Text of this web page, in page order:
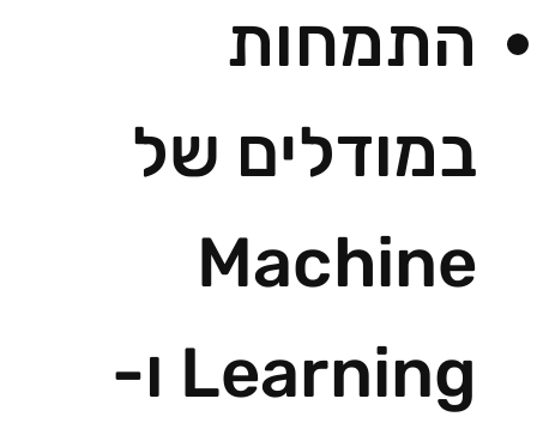
התמחות
במודלים של
Machine
Learning ו-